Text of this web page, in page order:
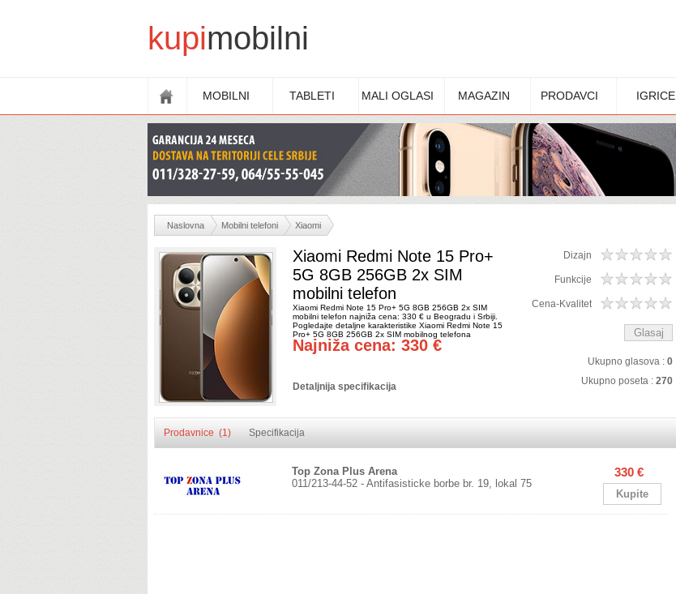
kupimobilni
MOBILNI TABLETI MALI OGLASI MAGAZIN PRODAVCI IGRICE
Naslovna Mobilni telefoni Xiaomi
Xiaomi Redmi Note 15 Pro+
5G 8GB 256GB 2x SIM
mobilni telefon
Xiaomi Redmi Note 15 Pro+ 5G 8GB 256GB 2x SIM
mobilni telefon najniža cena: 330 € u Beogradu i Srbiji.
Pogledajte detaljne karakteristike Xiaomi Redmi Note 15
Pro+ 5G 8GB 256GB 2x SIM mobilnog telefona
Najniža cena: 330 €
Detaljnija specifikacija
Dizajn
Funkcije
Cena-Kvalitet
Ukupno glasova : 0
Ukupno poseta : 270
Prodavnice (1) Specifikacija
Top Zona Plus Arena
011/213-44-52 - Antifasisticke borbe br. 19, lokal 75
330 €
Kupite